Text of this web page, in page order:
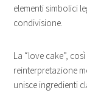
elementi simbolici
condivisione.
La “love cake”,
reinterpretazione
unisce ingredienti